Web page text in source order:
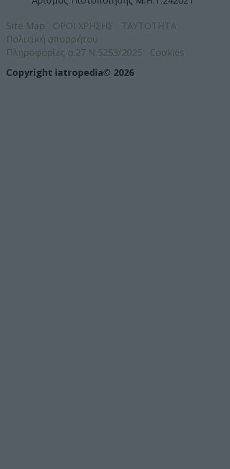
Site Map ΟΡΟΙ ΧΡΗΣΗΣ
ΤΑΥΤΟΤΗΤΑ
Πολιτική απορρήτου
Πληροφορίες α.27 Ν.5253/2025
Cookies
Copyright iatropedia© 2026